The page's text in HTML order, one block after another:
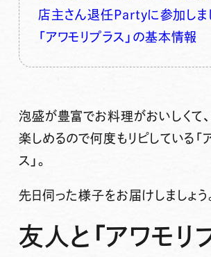
店主さん退任Partyに参加しま
「アワモリプラス」の基本情報
泡盛が豊富でお料理がおいしくて
楽しめるので何度もリピしている「
ス 」。
先日伺った様子をお届けしましょう
友人と「アワモリ